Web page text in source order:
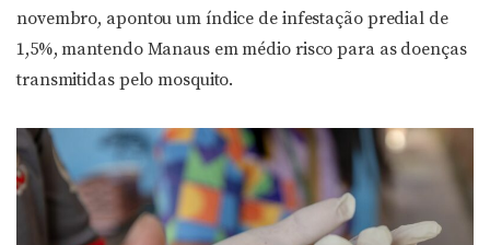
novembro, apontou um índice de infestação predial de
1,5%, mantendo Manaus em médio risco para as doenças
transmitidas pelo mosquito.